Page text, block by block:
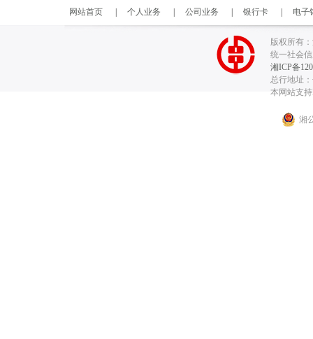
网站首页 个人业务 公司业务 银行卡 电子
版权所有
统一社会信
湘ICP备
总行地址
本网站支
湘